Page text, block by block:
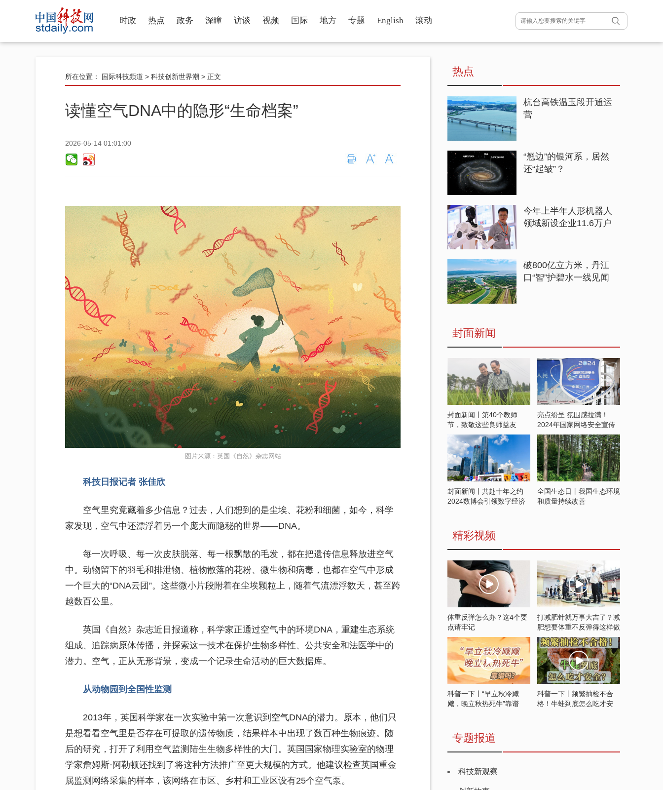
时政 热点 政务 深瞳 访谈 视频 国际 地方 专题 English 滚动
所在位置： 国际科技频道 > 科技创新世界潮 > 正文
读懂空气DNA中的隐形“生命档案”
2026-05-14 01:01:00
图片来源：英国《自然》杂志网站
科技日报记者 张佳欣
空气里究竟藏着多少信息？过去，人们想到的是尘埃、花粉和细菌，如今，科学
家发现，空气中还漂浮着另一个庞大而隐秘的世界——DNA。
每一次呼吸、每一次皮肤脱落、每一根飘散的毛发，都在把遗传信息释放进空气
中。动物留下的羽毛和排泄物、植物散落的花粉、微生物和病毒，也都在空气中形成
一个巨大的“DNA云团”。这些微小片段附着在尘埃颗粒上，随着气流漂浮数天，甚至跨
越数百公里。
英国《自然》杂志近日报道称，科学家正通过空气中的环境DNA，重建生态系统
组成、追踪病原体传播，并探索这一技术在保护生物多样性、公共安全和法医学中的
潜力。空气，正从无形背景，变成一个记录生命活动的巨大数据库。
从动物园到全国性监测
2013年，英国科学家在一次实验中第一次意识到空气DNA的潜力。原本，他们只
是想看看空气里是否存在可提取的遗传物质，结果样本中出现了数百种生物痕迹。随
后的研究，打开了利用空气监测陆生生物多样性的大门。英国国家物理实验室的物理
学家詹姆斯·阿勒顿还找到了将这种方法推广至更大规模的方式。他建议检查英国重金
属监测网络采集的样本，该网络在市区、乡村和工业区设有25个空气泵。
热点
杭台高铁温玉段开通运
营
“翘边”的银河系，居然
还“起皱”？
今年上半年人形机器人
领域新设企业11.6万户
破800亿立方米，丹江
口“智”护碧水一线见闻
封面新闻
封面新闻丨第40个教师
节，致敬这些良师益友
亮点纷呈 氛围感拉满！
2024年国家网络安全宣传
周开启
封面新闻丨共赴十年之约
2024数博会引领数字经济
全国生态日丨我国生态环境
和质量持续改善
精彩视频
体重反弹怎么办？这4个要
点请牢记
打减肥针就万事大吉了？减
肥想要体重不反弹得这样做
科普一下丨“早立秋冷飕
飕，晚立秋热死牛”靠谱
科普一下丨频繁抽检不合
格！牛蛙到底怎么吃才安
专题报道
科技新观察